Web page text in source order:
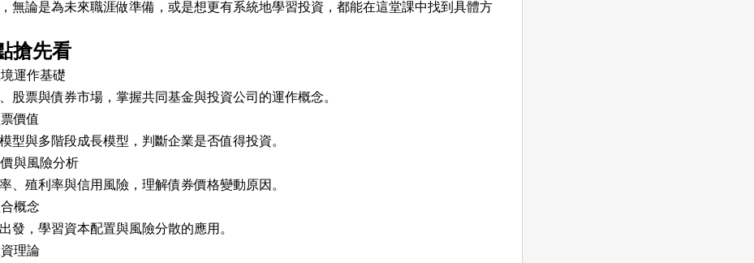
無論是為未來職涯做準備，或是想更有系統地學習投資，都能在這堂課中找到具體方
搶先看
運作基礎
股票與債券市場，掌握共同基金與投資公司的運作概念。
價值
型與多階段成長模型，判斷企業是否值得投資。
與風險分析
、殖利率與信用風險，理解債券價格變動原因。
概念
發，學習資本配置與風險分散的應用。
理論